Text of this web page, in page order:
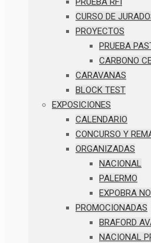
CURSO DE
PROYECTOS
PRUEBA
CARBONO
CARAVANAS
BLOCK TEST
EXPOSICIONES
CALENDARIO
CONCURSO Y
ORGANIZADAS
NACIONAL
PALERMO
EXPOBRA
PROMOCIONADAS
BRAFORD
NACIONAL